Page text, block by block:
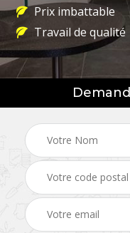
Prix imbattable
Travail de qualité